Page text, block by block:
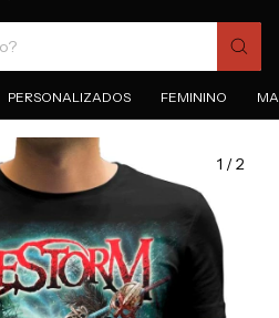
PERSONALIZADOS FEMININO
1 /2